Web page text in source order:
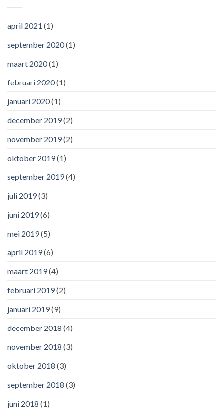
april 2021 (1)
september 2020(1)
maart 2020(1)
februari 2020(1)
januari 2020(1)
december 2019(2)
november 2019(2)
oktober 2019(1)
september 2019(4)
juli 2019(3)
juni 2019(6)
mei 2019(5)
april 2019(6)
maart 2019(4)
februari 2019(2)
januari 2019(9)
december 2018 (4)
november 2018 (3)
oktober 2018 (3)
september 2018 (3)
juni 2018 (1)